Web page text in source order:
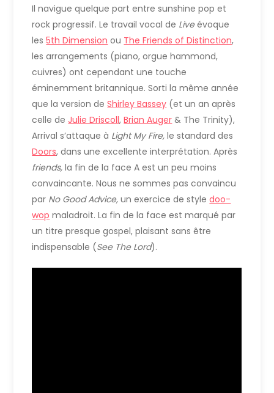
Il navigue quelque part entre sunshine pop et
rock progressif. Le travail vocal de Liveévoque
les5th Dimension ou The Friends of Distinction,
les arrangements (piano, orgue hammond,
cuivres) ont cependant une touche
éminemment britannique. Sorti la même année
que la version deShirley Bassey (et un an après
celle deJulie Driscoll,Brian Auger & The Trinity),
Arrival s’attaque à Light My Fire,le standard des
Doors, dans une excellente interprétation. Après
friends,la fin de la face A est un peu moins
convaincante. Nous ne sommes pas convaincu
par No Good Advice,un exercice de styledoo-
wop maladroit. La fin de la face est marqué par
un titre presque gospel, plaisant sans être
indispensable (See The Lord).